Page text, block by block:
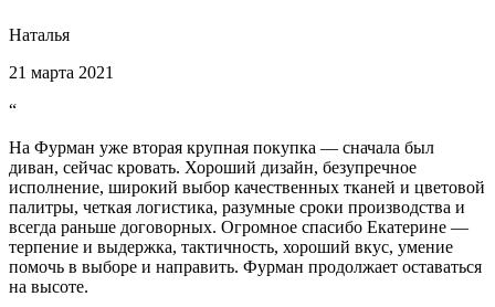
Наталья
21 марта 2021
“
На Фурман уже вторая крупная покупка — сначала был
диван, сейчас кровать. Хороший дизайн, безупречное
исполнение, широкий выбор качественных тканей и цветовой
палитры, четкая логистика, разумные сроки производства и
всегда раньше договорных. Огромное спасибо Екатерине —
терпение и выдержка, тактичность, хороший вкус, умение
помочь в выборе и направить. Фурман продолжает оставаться
на высоте.